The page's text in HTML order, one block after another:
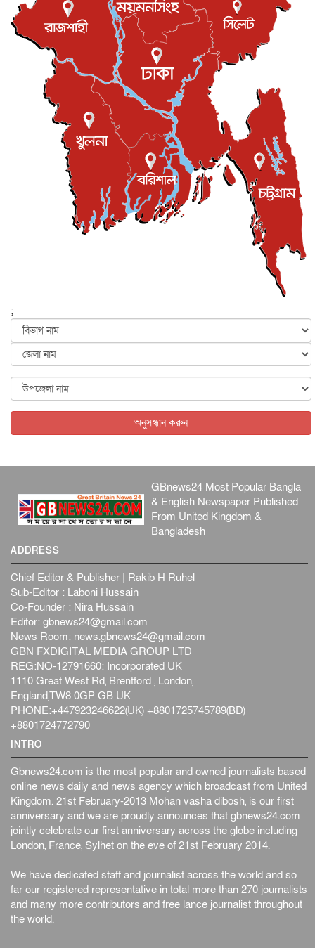
যুক্তরাজ্যে বসবাসরত জাতীয়তাবাদী কুলাউড়াবাসীর মত বিনিময়
সভা...
ইউকে কমিউনিটি ৫ আগস্ট, ২০২৬
প্রধানমন্ত্রীকে সৌদি আরব সফরের আমন্ত্রণ
জাতীয় ৫ আগস্ট, ২০২৬
জুলাই গণ-অভ্যুত্থান দিবস আজ, স্মরণে দেশজুড়ে কর্মসূচি
জাতীয় ৫ আগস্ট, ২০২৬
জনগণ পরিবর্তন চেয়েছে বলেই জুলাই আন্দোলন সফল :
৫ আগস্ট, ২০২৬
বেনজীর আহমেদের সঙ্গে পরীমনির ঘনিষ্ঠ সম্পর্ক ছিল : নাসির
মাহম...
জাতীয় ৫ আগস্ট, ২০২৬
হরমুজ নিয়ে ইরান-মার্কিন চুক্তি হতে পারে আজ : মার্কিন অর্থমন...
৫ আগস্ট, ২০২৬
পৃথিবীর দিকে আসছে বিধ্বংসী বস্তু, পারমাণবিক বোমা দিয়ে করা
আন্তর্জাতিক ৫ আগস্ট, ২০২৬
কেনিয়ায় ১৫ হাতির রহস্যজনক মৃত্যু, সন্দেহের মুখে কীটনাশকের
আন্তর্জাতিক ৫ আগস্ট, ২০২৬
;
অনুসন্ধান করুন
GBnews24 Most Popular Bangla
& English Newspaper Published
From United Kingdom &
Bangladesh
ADDRESS
Chief Editor & Publisher | Rakib H Ruhel
Sub-Editor : Laboni Hussain
Co-Founder : Nira Hussain
Editor: gbnews24@gmail.com
News Room: news.gbnews24@gmail.com
GBN FXDIGITAL MEDIA GROUP LTD
REG:NO-12791660: Incorporated UK
1110 Great West Rd, Brentford , London,
England,TW8 0GP GB UK
PHONE:+447923246622(UK) +8801725745789(BD)
+8801724772790
INTRO
Gbnews24.com is the most popular and owned journalists based
online news daily and news agency which broadcast from United
Kingdom. 21st February-2013 Mohan vasha dibosh, is our first
anniversary and we are proudly announces that gbnews24.com
jointly celebrate our first anniversary across the globe including
London, France, Sylhet on the eve of 21st February 2014.
We have dedicated staff and journalist across the world and so
far our registered representative in total more than 270 journalists
and many more contributors and free lance journalist throughout
the world.